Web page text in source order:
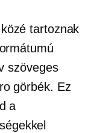
tartoznak
szöveges
görbék. Ez
a